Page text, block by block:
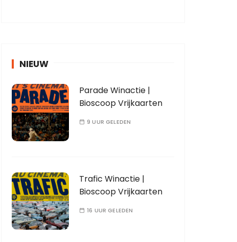
NIEUW
Parade Winactie |
Bioscoop Vrijkaarten
9 UUR GELEDEN
Trafic Winactie |
Bioscoop Vrijkaarten
16 UUR GELEDEN